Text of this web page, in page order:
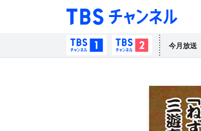
TBSチャンネル1TBSチャンネル2
今月放送